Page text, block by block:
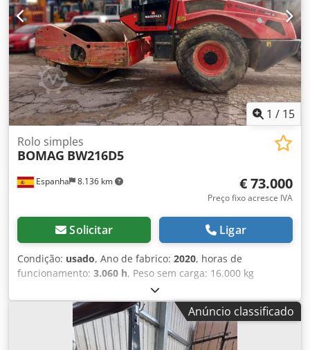
1 / 15
Espanha 8.136 km
Rolo simples
BOMAG BW216D5
€ 73.000
Preço fixo acresce IVA
Solicitar Ligar
Condição: usado, Ano de fabrico: 2020, horas de
funcionamento: 3.060 h, Peso sem carga: 16.000 kg
Dimensões (C x L x A): 622 x 230 x 299 cm Cjdpoygu Rvsfx
Aipsrf Tipo de motor: Deutz DEUTZ TCD4.1 L-4 = Outras
opções e acessórios = - Aquecimento do assentoAnúncio classificado